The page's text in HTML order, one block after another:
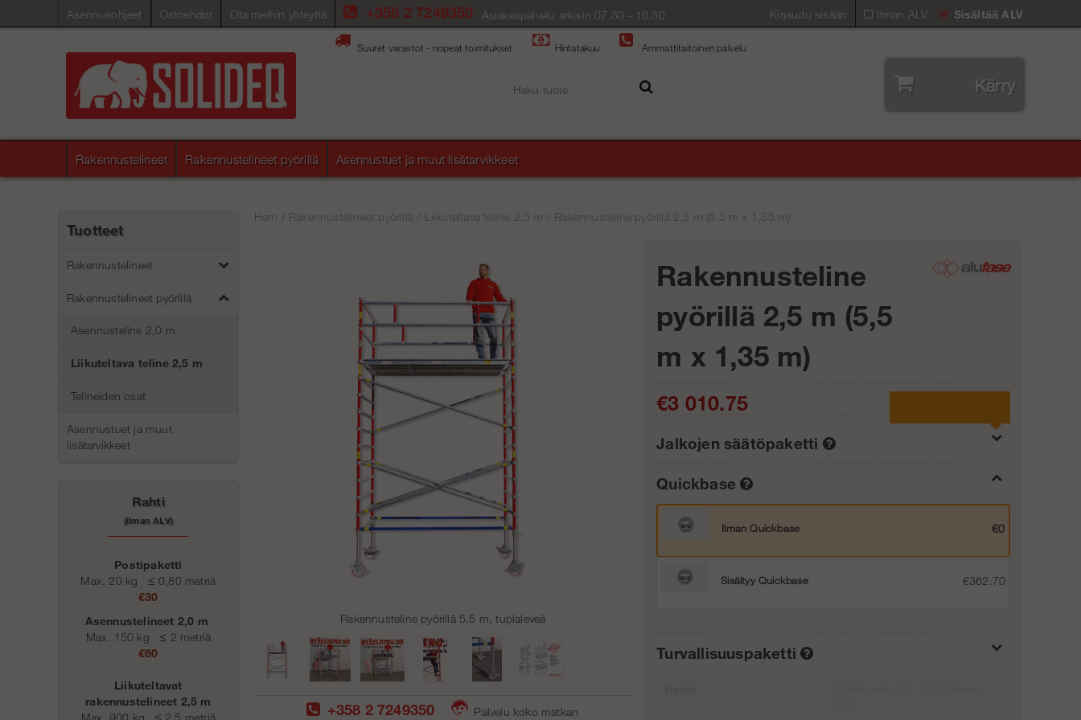
Asennusohjeet Ostoehdot Ota meihin yhteyttä Ilman ALV Sisältää ALV
+358 2 7249350 Asiakaspalvelu arkisin 07.30 - 16.30 Kirjaudu sisään
Suuret varastot - nopeat toimitukset Hintatakuu Ammattitaitoinen palvelu
Kärry
Rakennustelineet Rakennustelineet pyörillä Asennustuet ja muut lisätarvikkeet
Tuotteet
Rakennustelineet
Rakennustelineet pyörillä
Asennusteline 2,0 m
Liikuteltava teline 2,5 m
Telineiden osat
Asennustuet ja muut
lisätarvikkeet
Rahti
(ilman ALV)
Postipaketti
Max. 20 kg
≤ 0,80 metriä
€30
Asennustelineet 2,0 m
Max. 150 kg ≤ 2 metriä
€60
Liikuteltavat
rakennustelineet 2,5 m
Max. 900 kg
≤ 2,5 metriä
Hem Rakennustelineet pyörillä Liikuteltava teline 2,5 m Rakennusteline pyörillä 2,5 m (5,5 m x 1,35 m)
Rakennusteline pyörillä 5,5 m, tuplaleveä
+358 2 7249350
Palvelu koko matkan
Rakennusteline
pyörillä 2,5 m (5,5
m x 1,35 m)
€3 010.75
Jalkojen säätöpaketti
Säätöpaketti 40 cm
Quickbase
Ilman Quickbase €0
Sisältyy Quickbase €362.70
Turvallisuuspaketti
Kpl: